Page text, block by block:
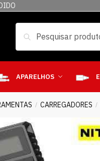
APARELHOS
/ CARREGADORES /